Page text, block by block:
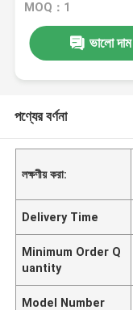
MOQ：1
ভালো দাম
পণ্যের বর্ণনা
লক্ষণীয় করা:
Delivery Time
Minimum Order Q
uantity
Model Number